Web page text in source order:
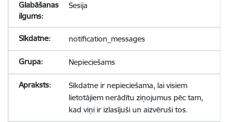
Sesija
notification_messages
Nepieciešams
Sīkdatne ir nepieciešama, lai visiem
lietotājiem nerādītu ziņojumus pēc tam,
kad viņi ir izlasījuši un aizvēruši tos.